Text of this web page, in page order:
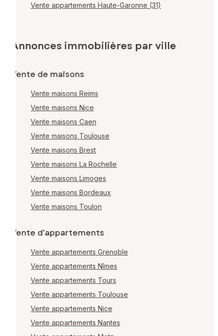
Vente appartements Haute-Garonne (31)
Annonces immobilières par ville
Vente de maisons
Vente maisons Reims
Vente maisons Nice
Vente maisons Caen
Vente maisons Toulouse
Vente maisons Brest
Vente maisons La Rochelle
Vente maisons Limoges
Vente maisons Bordeaux
Vente maisons Toulon
Vente d'appartements
Vente appartements Grenoble
Vente appartements Nîmes
Vente appartements Tours
Vente appartements Toulouse
Vente appartements Nice
Vente appartements Nantes